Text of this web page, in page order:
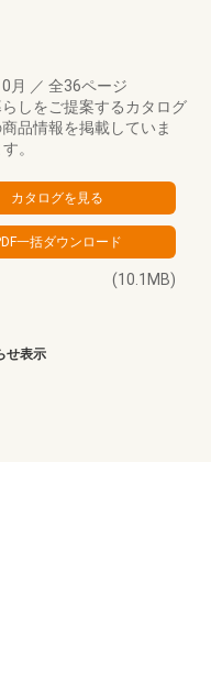
月 ／ 全36ページ
しをご提案するカタログ
品情報を掲載していま
。
(10.1MB)
せ表示